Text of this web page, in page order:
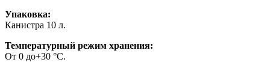
Упаковка:
Канистра 10 л.
Температурный режим хранения:
От 0 до+30 °C.